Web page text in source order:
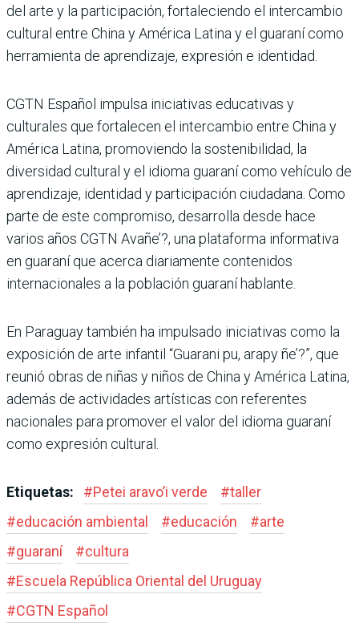
del arte y la participación, fortaleciendo el intercambio
cultural entre China y América Latina y el guaraní como
herramienta de aprendizaje, expresión e identidad.
CGTN Español impulsa iniciativas educativas y
culturales que fortalecen el intercambio entre China y
América Latina, promoviendo la sostenibilidad, la
diversidad cultural y el idioma guaraní como vehículo de
aprendizaje, identidad y participación ciudadana. Como
parte de este compromiso, desarrolla desde hace
varios años CGTN Avañe’?, una plataforma informativa
en guaraní que acerca diariamente contenidos
internacionales a la población guaraní hablante.
En Paraguay también ha impulsado iniciativas como la
exposición de arte infantil “Guarani pu, arapy ñe’?”, que
reunió obras de niñas y niños de China y América Latina,
además de actividades artísticas con referentes
nacionales para promover el valor del idioma guaraní
como expresión cultural.
Etiquetas: #Petei aravo’i verde #taller
#educación ambiental #educación #arte
#guaraní #cultura
#Escuela República Oriental del Uruguay
#CGTN Español